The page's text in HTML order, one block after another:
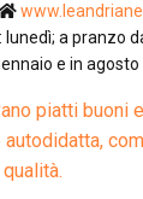
lunedì; a pranzo
e in agosto
piatti buoni